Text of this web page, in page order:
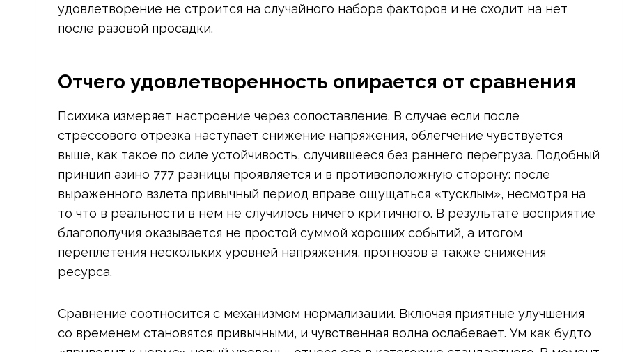
удовлетворение не строится на случайного набора факторов и не сходит на нет
после разовой просадки.
Отчего удовлетворенность опирается от сравнения
Психика измеряет настроение через сопоставление. В случае если после
стрессового отрезка наступает снижение напряжения, облегчение чувствуется
выше, как такое по силе устойчивость, случившееся без раннего перегруза. Подобный
принцип азино 777 разницы проявляется и в противоположную сторону: после
выраженного взлета привычный период вправе ощущаться «тусклым», несмотря на
то что в реальности в нем не случилось ничего критичного. В результате восприятие
благополучия оказывается не простой суммой хороших событий, а итогом
переплетения нескольких уровней напряжения, прогнозов а также снижения
ресурса.
Сравнение соотносится с механизмом нормализации. Включая приятные улучшения
со временем становятся привычными, и чувственная волна ослабевает. Ум как будто